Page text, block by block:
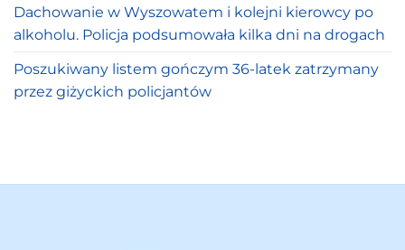
Dachowanie w Wyszowatem i kolejni kierowcy po
alkoholu. Policja podsumowała kilka dni na drogach
Poszukiwany listem gończym 36-latek zatrzymany
przez giżyckich policjantów